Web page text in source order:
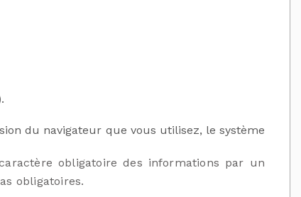
du navigateur que vous utilisez, le système
obligatoire des informations par un
obligatoires.